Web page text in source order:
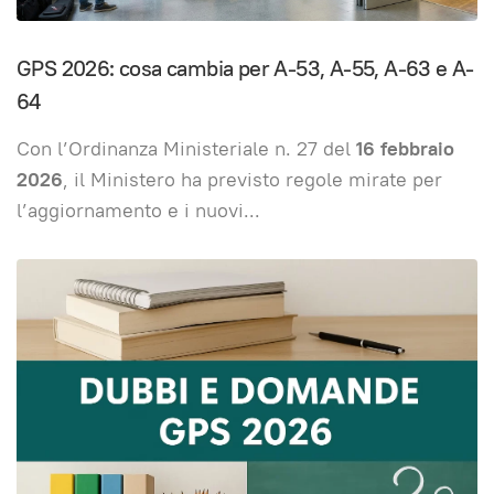
GPS 2026: cosa cambia per A-53, A-55, A-63 e A-
64
Con l’Ordinanza Ministeriale n. 27 del 16 febbraio
2026, il Ministero ha previsto regole mirate per
l’aggiornamento e i nuovi...